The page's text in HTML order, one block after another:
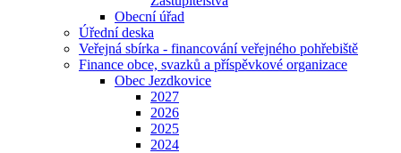
Obecní úřad
Úřední deska
Veřejná sbírka - financování veřejného pohřebiště
Finance obce, svazků a příspěvkové organizace
Obec Jezdkovice
2027
2026
2025
2024